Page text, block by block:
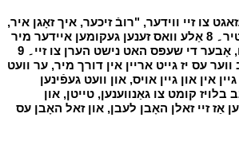
צו זיי ווידער, "רובֿ זיכער, איך זאָגן איר,
איך בין דער שעפּס ס טיר۔ 8 אַלע וואס זענען געקומען איידער מיר
זענען גנבים און גזלנים, אָבער די שעפּס האט נישט הערן צו זיי۔ 9
עס יז גייט אריין אין דורך מיר, ער וועט
אין און גיין אויס, און וועט געפֿינען
10 דער גנב בלויז קומט צו גאַנווענען, טייטן, און
אַז זיי זאלן האָבן לעבן, און זאל האָבן עס